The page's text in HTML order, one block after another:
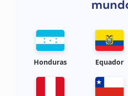
Honduras Equador